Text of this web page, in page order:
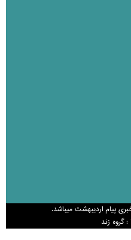
پیام اردیبهشت میباشد.
زند